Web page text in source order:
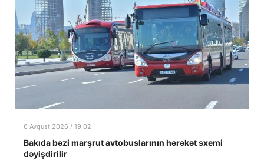
6 Avqust 2026 / 19:02
Bakıda bəzi marşrut avtobuslarının hərəkət sxemi
dəyişdirilir